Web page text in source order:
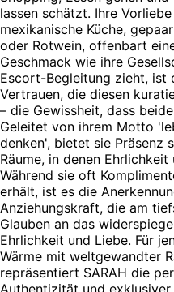
lassen schätzt. Ihre
mexikanische Küche,
oder Rotwein, offenbart
Geschmack wie ihre
Escort-Begleitung zieht, ist
Vertrauen, die diesen
– die Gewissheit, dass
Geleitet von ihrem Motto
denken', bietet sie Präsenz
Räume, in denen
Während sie oft
erhält, ist es die
Anziehungskraft, die am
Glauben an das
Ehrlichkeit und Liebe. Für
Wärme mit weltgewandter
repräsentiert SARAH die
Authentizität und exklusiver